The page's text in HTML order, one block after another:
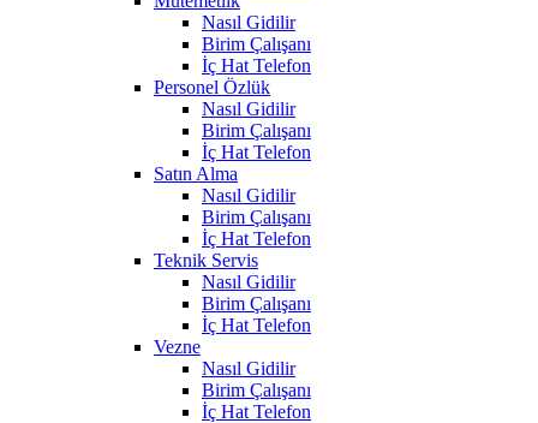
Nasıl Gidilir
Birim Çalışanı
İç Hat Telefon
Personel Özlük
Nasıl Gidilir
Birim Çalışanı
İç Hat Telefon
Satın Alma
Nasıl Gidilir
Birim Çalışanı
İç Hat Telefon
Teknik Servis
Nasıl Gidilir
Birim Çalışanı
İç Hat Telefon
Vezne
Nasıl Gidilir
Birim Çalışanı
İç Hat Telefon